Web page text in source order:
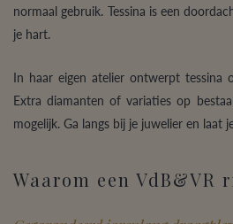
normaal gebruik. Tessina is een
je hart.
In haar eigen atelier ontwerpt tessina
Extra diamanten of variaties op
mogelijk. Ga langs bij je juwelier en laat
Waarom een VdB&VR